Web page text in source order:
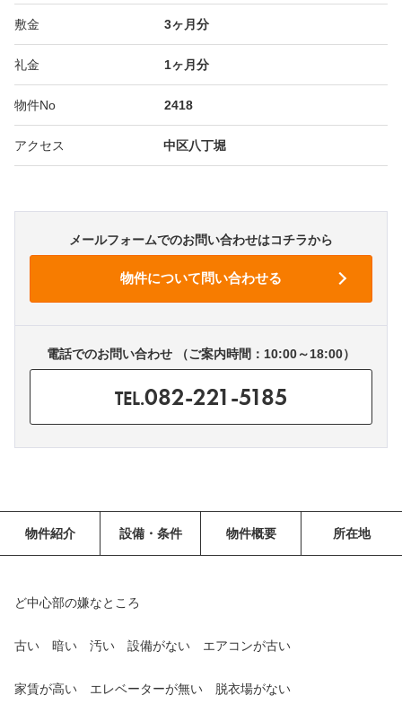
敷金 3ヶ月分
礼金 1ヶ月分
物件No 2418
アクセス 中区八丁堀
メールフォームでのお問い合わせはコチラから
電話でのお問い合わせ （ご案内時間：10:00～18:00）
TEL.082-221-5185
物件紹介 設備・条件 物件概要 所在地
ど中心部の嫌なところ
古い 暗い 汚い 設備がない エアコンが古い
家賃が高い エレベーターが無い 脱衣場がない